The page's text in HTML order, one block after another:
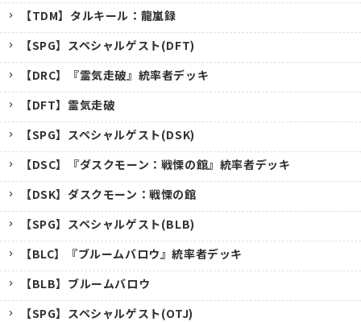
【TDM】タルキール：龍嵐録
【SPG】スペシャルゲスト(DFT)
【DRC】『霊気走破』統率者デッキ
【DFT】霊気走破
【SPG】スペシャルゲスト(DSK)
【DSC】『ダスクモーン：戦慄の館』統率者デッキ
【DSK】ダスクモーン：戦慄の館
【SPG】スペシャルゲスト(BLB)
【BLC】『ブルームバロウ』統率者デッキ
【BLB】ブルームバロウ
【SPG】スペシャルゲスト(OTJ)